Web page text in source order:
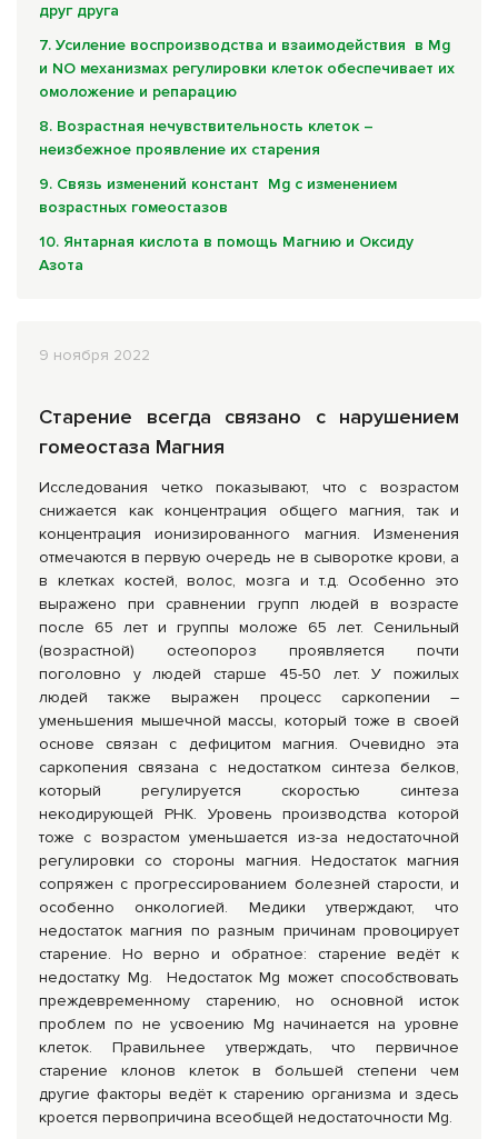
9 ноября 2022
Старение всегда связано с нарушением
гомеостаза Магния
Исследования четко показывают, что с возрастом
снижается как концентрация общего магния, так и
концентрация ионизированного магния. Изменения
отмечаются в первую очередь не в сыворотке крови, а
в клетках костей, волос, мозга и т.д. Особенно это
выражено при сравнении групп людей в возрасте
после 65 лет и группы моложе 65 лет. Сенильный
(возрастной) остеопороз проявляется почти
поголовно у людей старше 45-50 лет. У пожилых
людей также выражен процесс саркопении –
уменьшения мышечной массы, который тоже в своей
основе связан с дефицитом магния. Очевидно эта
саркопения связана с недостатком синтеза белков,
который регулируется скоростью синтеза
некодирующей РНК. Уровень производства которой
тоже с возрастом уменьшается из-за недостаточной
регулировки со стороны магния. Недостаток магния
сопряжен с прогрессированием болезней старости, и
особенно онкологией. Медики утверждают, что
недостаток магния по разным причинам провоцирует
старение. Но верно и обратное: старение ведёт к
недостатку Mg. Недостаток Mg может способствовать
преждевременному старению, но основной исток
проблем по не усвоению Mg начинается на уровне
клеток. Правильнее утверждать, что первичное
старение клонов клеток в большей степени чем
другие факторы ведёт к старению организма и здесь
кроется первопричина всеобщей недостаточности Mg.
друг друга
7. Усиление воспроизводства и взаимодействия в Mg
и NO механизмах регулировки клеток обеспечивает их
омоложение и репарацию
8. Возрастная нечувствительность клеток –
неизбежное проявление их старения
9. Связь изменений констант Mg с изменением
возрастных гомеостазов
10. Янтарная кислота в помощь Магнию и Оксиду
Азота